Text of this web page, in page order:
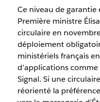
Ce niveau de garantie
Première ministre
circulaire en
déploiement
ministériels français
d’applications
Signal. Si une
réorienté la